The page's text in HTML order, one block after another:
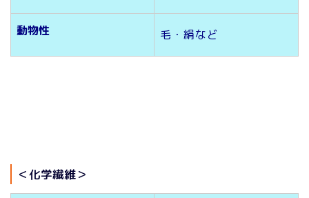
動物性 毛・絹など
＜化学繊維＞